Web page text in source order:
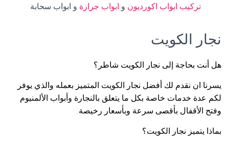
تركيب ابواب اكورديون و ابواب جرارة و ابواب سحابة
نجار الكويت
هل أنت بحاجة إلى نجار الكويت شاطر؟
يسرنا ان نقدم لك أفضل نجار الكويت المتميز بعمله والذي يوفر
لكم عدة خدمات خاصة بكل ما يتعلق بالنجارة وأبواب الألمنيوم
وفتح الأقفال بأقصى سرعة وبأسعار رخيصة.
بماذا يتميز نجار الكويت؟